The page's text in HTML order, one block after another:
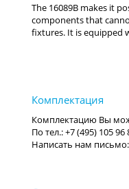
The 16089B makes it
components that
fixtures. It is equipped